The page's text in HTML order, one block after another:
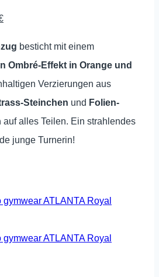
können
Aktueller
besticht mit einem
Ombré-Effekt in Orange und
Verzierungen aus
Steinchen und Folien-
auf alles Teilen. Ein strahlendes
junge Turnerin!